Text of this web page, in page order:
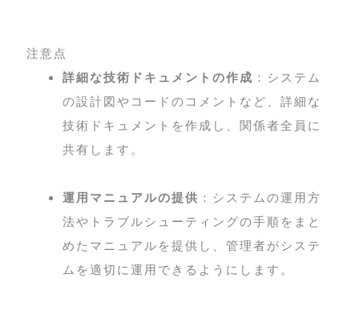
注意点
詳細な技術ドキュメントの作成 ：システム
の設計図やコードのコメントなど、詳細な
技術ドキュメントを作成し、関係者全員に
共有します。
運用マニュアルの提供 ：システムの運用方
法やトラブルシューティングの手順をまと
めたマニュアルを提供し、管理者がシステ
ムを適切に運用できるようにします。